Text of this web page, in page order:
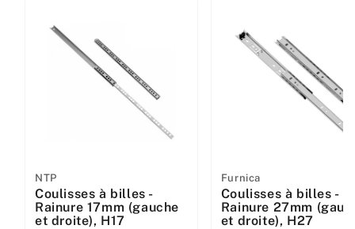
Fabricant
:
NTP
Coulisses à billes -
Rainure 17mm (gauche
et droite), H17
Fabricant
:
Furnica
Coulisses à billes -
Rainure 27mm
et droite), H27